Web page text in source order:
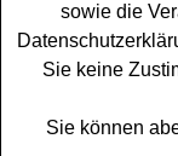
Bio Magazin
Progressive
sowie die
Sie keine
Sie können